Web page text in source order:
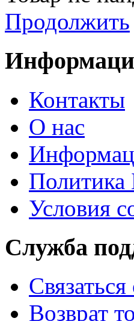
Продолжить
Контакты
О нас
Политика
Условия
Служба
Возврат